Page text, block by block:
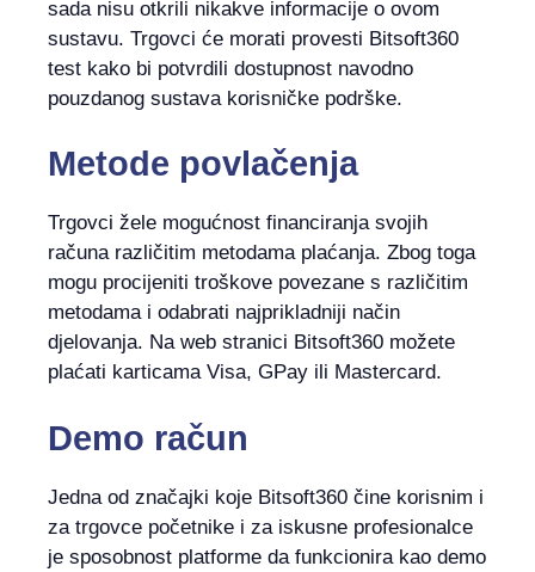
sada nisu otkrili nikakve informacije o ovom
sustavu. Trgovci će morati provesti Bitsoft360
test kako bi potvrdili dostupnost navodno
pouzdanog sustava korisničke podrške.
Metode povlačenja
Trgovci žele mogućnost financiranja svojih
računa različitim metodama plaćanja. Zbog toga
mogu procijeniti troškove povezane s različitim
metodama i odabrati najprikladniji način
djelovanja. Na web stranici Bitsoft360 možete
plaćati karticama Visa, GPay ili Mastercard.
Demo račun
Jedna od značajki koje Bitsoft360 čine korisnim i
za trgovce početnike i za iskusne profesionalce
je sposobnost platforme da funkcionira kao demo